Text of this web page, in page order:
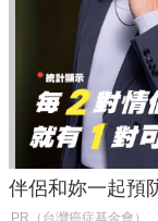
伴侶和妳一起預
PR（台灣癌症基金會）